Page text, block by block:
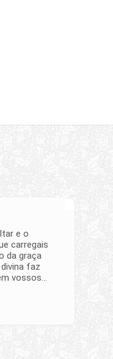
e o
carregais
da graça
faz
vossos…